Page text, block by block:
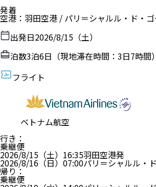
発着
空港 ： 羽田空港 / パリ＝シャルル・ド・
出発日2026/8/15（土）
泊数3泊6日（現地滞在時間： 3日7時間）
フライト
ベトナム航空
行き ：
乗継便
2026/8/15（土） 16:35羽田空港発
2026/8/16（日） 07:00パリ＝シャルル・
帰り ：
乗継便